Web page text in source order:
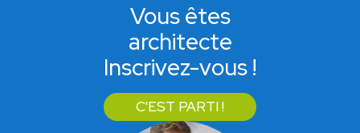
Vous êtes
architecte
Inscrivez-vous !
C'EST PARTI !